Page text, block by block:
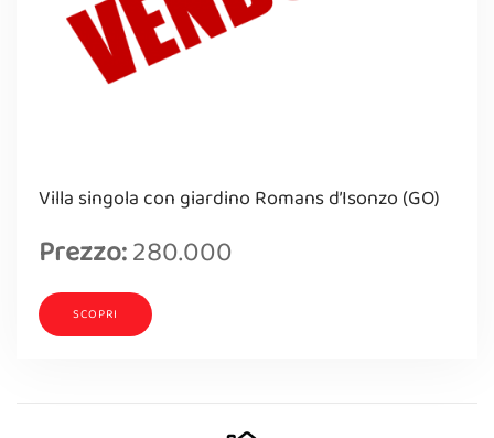
Villa singola con giardino Romans d’Isonzo (GO)
Prezzo:280.000
SCOPRI